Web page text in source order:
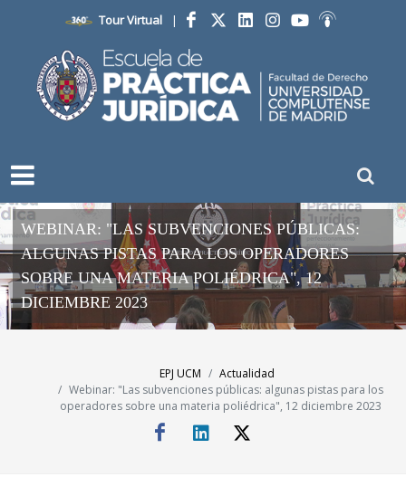
Tour Virtual |
Facebook
WEBINAR: "LAS SUBVENCIONES PÚBLICAS:
ALGUNAS PISTAS PARA LOS OPERADORES
SOBRE UNA MATERIA POLIÉDRICA", 12
DICIEMBRE 2023
EPJ UCM
Actualidad
Webinar: "Las subvenciones públicas: algunas pistas para los
operadores sobre una materia poliédrica", 12 diciembre 2023